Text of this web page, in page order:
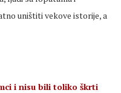
uništiti vekove istorije, a
i nisu bili toliko škrti